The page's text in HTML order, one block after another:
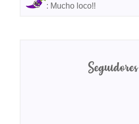
: Mucho loco!!
Seguidores